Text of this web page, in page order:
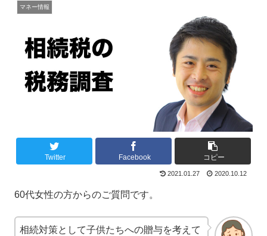
マネー情報
Twitter Facebook コピー
2021.01.27 2020.10.12
60代女性の方からのご質問です。
相続対策として子供たちへの贈与を考えて